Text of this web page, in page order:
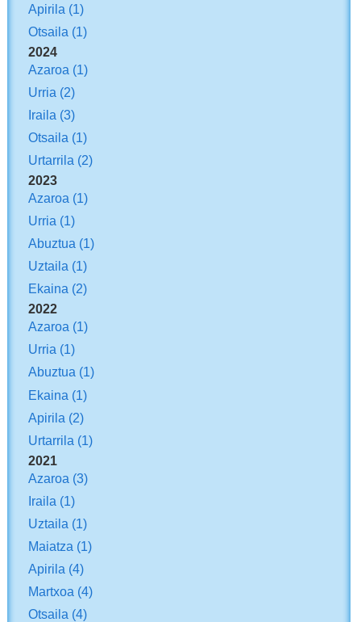
Apirila (1)
Otsaila (1)
2024
Azaroa (1)
Urria (2)
Iraila (3)
Otsaila (1)
Urtarrila (2)
2023
Azaroa (1)
Urria (1)
Abuztua (1)
Uztaila (1)
Ekaina (2)
2022
Azaroa (1)
Urria (1)
Abuztua (1)
Ekaina (1)
Apirila (2)
Urtarrila (1)
2021
Azaroa (3)
Iraila (1)
Uztaila (1)
Maiatza (1)
Apirila (4)
Martxoa (4)
Otsaila (4)